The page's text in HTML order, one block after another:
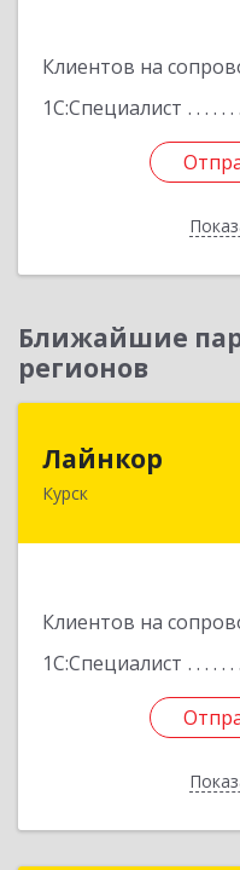
Клиентов на
1С:Специалист
Ближайшие
регионов
Лайнкор
Курск
Клиентов на
1С:Специалист
305021, Курская